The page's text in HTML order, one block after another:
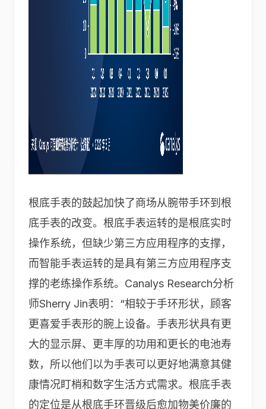
根底手表的鼓起加快了商场从腕带手环到根
底手表的改变。根底手表运转的是根底实时
操作系统，但缺少第三方应用程序的支撑，
而智能手表运转的是具有第三方应用程序支
撑的老练操作系统。Canalys Research分析
师Sherry Jin表明：“相较于手环形状，顾客
更喜爱手表形的腕上设备。手表形状具有更
大的显示屏、更丰厚的功用和更长的电池寿
数，所以他们以为手表可以更好地满意其健
康情况盯梢和数字生活方式需求。根底手表
的定位是从根底手环晋级后愈加物美价廉的